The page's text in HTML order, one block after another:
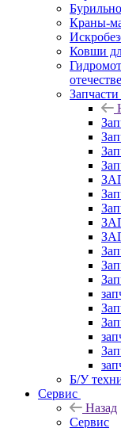
Краны-
Ковши
Б/У
Сервис
Назад
Сервис